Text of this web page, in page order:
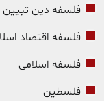
فلسفه دین تبیین
فلسفه اقتصاد
فلسفه اسلامی
فلسطین